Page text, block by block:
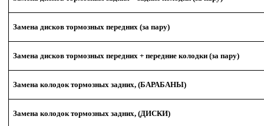
Замена дисков тормозных передних(за пару)
Замена дисков тормозных передних + передние колодки(за пару)
Замена колодок тормозных задних, (БАРАБАНЫ)
Замена колодок тормозных задних, (ДИСКИ)